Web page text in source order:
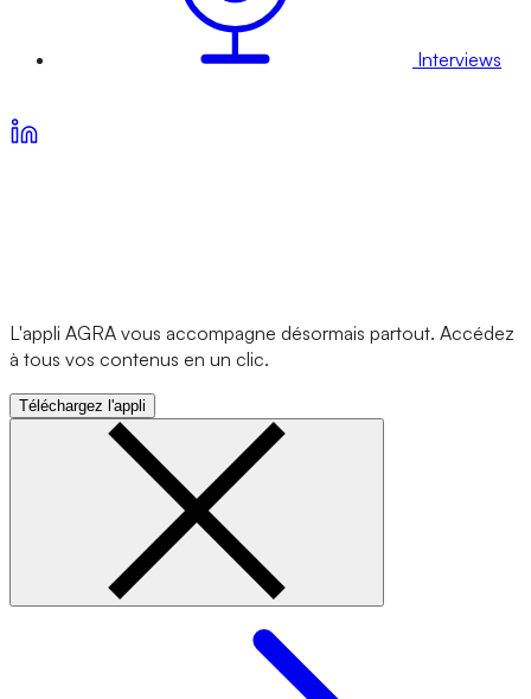
Interviews
L'appli AGRA vous accompagne désormais partout. Accédez
à tous vos contenus en un clic.
Téléchargez l'appli